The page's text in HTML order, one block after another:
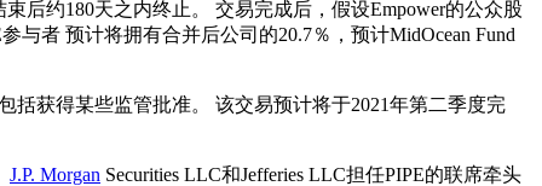
后约180天之内终止。 交易完成后，假设Empower的公众股
与者 预计将拥有合并后公司的20.7％，预计MidOcean Fund
括获得某些监管批准。 该交易预计将于2021年第二季度完
J.P. Morgan Securities LLC和Jefferies LLC担任PIPE的联席牵头